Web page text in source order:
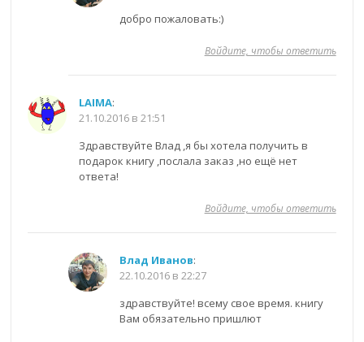
добро пожаловать:)
Войдите, чтобы ответить
LAIMA:
21.10.2016 в 21:51
Здравствуйте Влад ,я бы хотела получить в
подарок книгу ,послала заказ ,но ещё нет
ответа!
Войдите, чтобы ответить
Влад Иванов:
22.10.2016 в 22:27
здравствуйте! всему свое время. книгу
Вам обязательно пришлют